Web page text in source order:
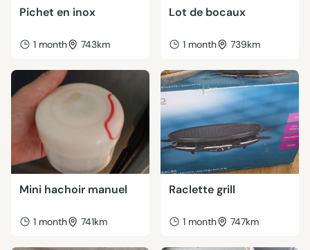
Pichet en inox
1 month 743km
Lot de bocaux
1 month 739km
Mini hachoir manuel
1 month 741km
Raclette grill
1 month 747km